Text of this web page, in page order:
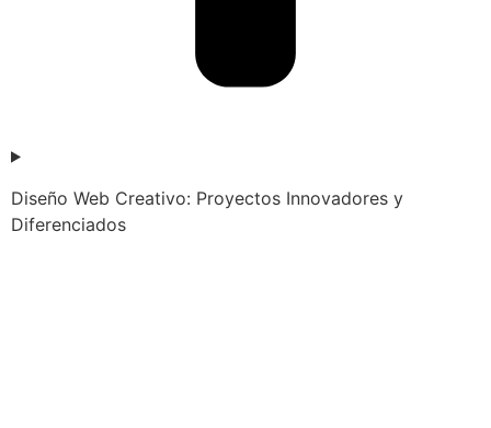
Diseño Web Creativo: Proyectos Innovadores y
Diferenciados